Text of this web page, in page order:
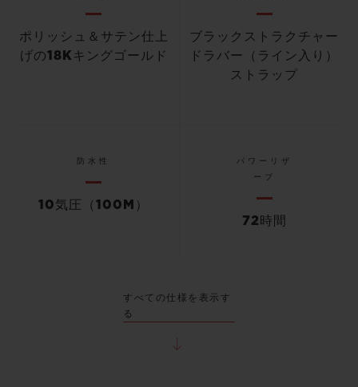
ポリッシュ＆サテン仕上
げの18Kキングゴールド
ブラックストラクチャー
ドラバー（ライン入り）
ストラップ
防水性
10気圧（100M）
パワーリザ
ーブ
72時間
すべての仕様を表示す
る